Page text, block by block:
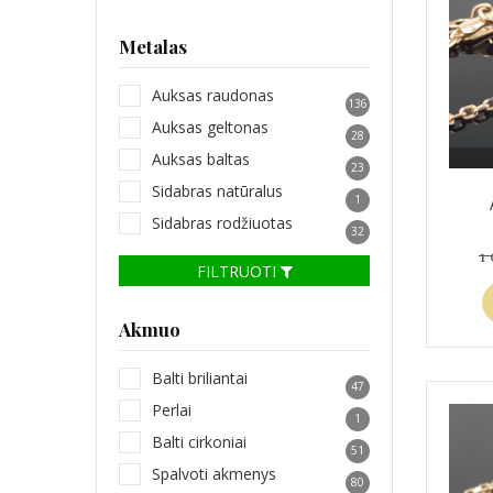
Metalas
Auksas raudonas 136
Auksas geltonas 28
Auksas baltas 23
Sidabras natūralus 1
Sidabras rodžiuotas 32
FILTRUOTI
Akmuo
Balti briliantai 47
Perlai 1
Balti cirkoniai 51
Spalvoti akmenys 80
1